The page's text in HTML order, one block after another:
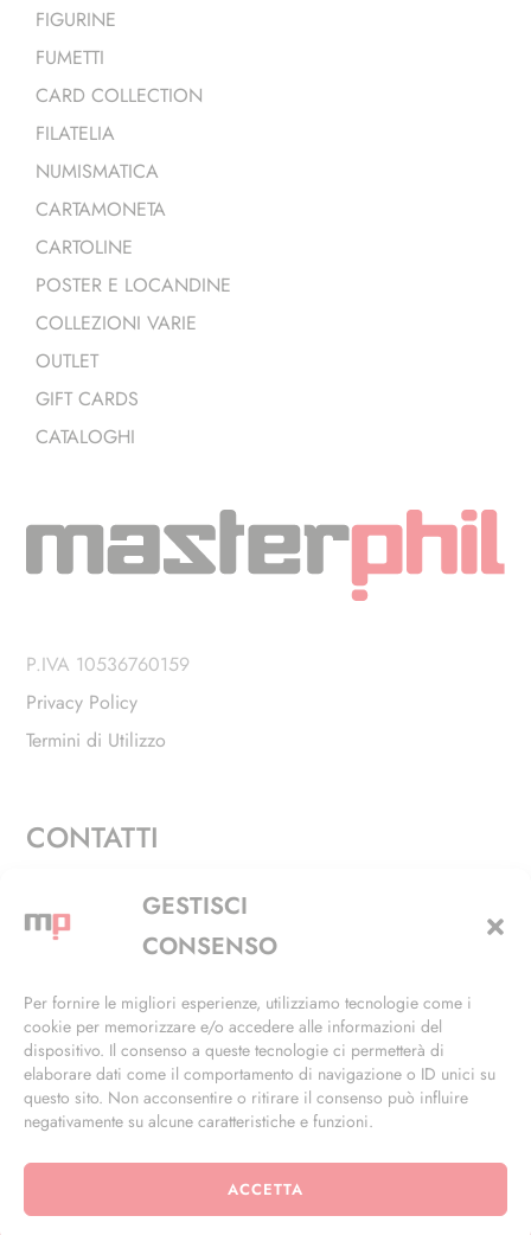
GESTISCI
CONSENSO
Per fornire le migliori esperienze, utilizziamo tecnologie come i
cookie per memorizzare e/o accedere alle informazioni del
dispositivo. Il consenso a queste tecnologie ci permetterà di
elaborare dati come il comportamento di navigazione o ID unici su
questo sito. Non acconsentire o ritirare il consenso può influire
negativamente su alcune caratteristiche e funzioni.
ACCETTA
FIGURINE
FUMETTI
CARD COLLECTION
FILATELIA
NUMISMATICA
CARTAMONETA
CARTOLINE
POSTER E LOCANDINE
COLLEZIONI VARIE
OUTLET
GIFT CARDS
CATALOGHI
P.IVA 10536760159
Privacy Policy
Termini di Utilizzo
CONTATTI
Via Alfieri, 27 - Trezzano Sul Naviglio (MI)
+39 02 4846 3155
info@masterphil.it